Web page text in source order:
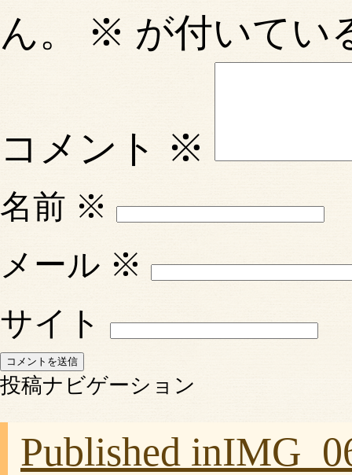
ん。
※ が付いてい
コメント ※
名前 ※
メール ※
サイト
投稿ナビゲーション
Published in